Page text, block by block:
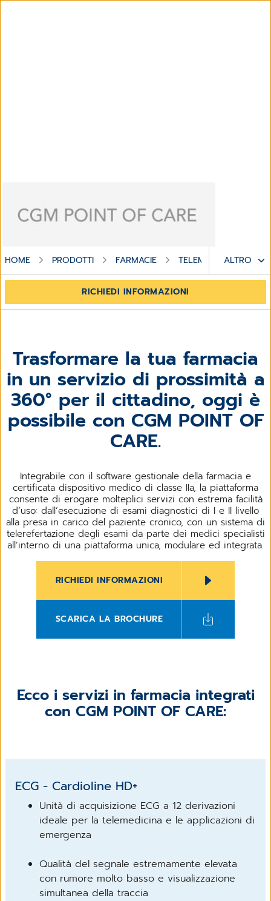
HOME PRODOTTI FARMACIE TELEMEDICINAALTRO
RICHIEDI INFORMAZIONI
Trasformare la tua farmacia
in un servizio di prossimità a
360° per il cittadino, oggi è
possibile con CGM POINT OF
CARE.
Integrabile con il software gestionale della farmacia e
certificata dispositivo medico di classe IIa, la piattaforma
consente di erogare molteplici servizi con estrema facilità
d’uso: dall’esecuzione di esami diagnostici di I e II livello
alla presa in carico del paziente cronico, con un sistema di
telerefertazione degli esami da parte dei medici specialisti
all’interno di una piattaforma unica, modulare ed integrata.
RICHIEDI INFORMAZIONI
SCARICA LA BROCHURE
Ecco i servizi in farmacia integrati
con CGM POINT OF CARE:
ECG - Cardioline HD+
Unità di acquisizione ECG a 12 derivazioni
ideale per la telemedicina e le applicazioni di
emergenza
Qualità del segnale estremamente elevata
con rumore molto basso e visualizzazione
simultanea della traccia